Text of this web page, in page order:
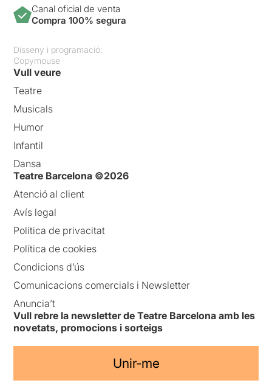
Canal oficial de venta
Compra 100% segura
Disseny i programació:
Copymouse
Vull veure
Teatre
Musicals
Humor
Infantil
Dansa
Teatre Barcelona ©2026
Atenció al client
Avís legal
Política de privacitat
Política de cookies
Condicions d’ús
Comunicacions comercials i Newsletter
Anuncia’t
Vull rebre la newsletter de Teatre Barcelona amb les
novetats, promocions i sorteigs
Unir-me